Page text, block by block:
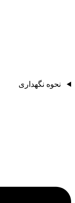
نحوه نگهداری